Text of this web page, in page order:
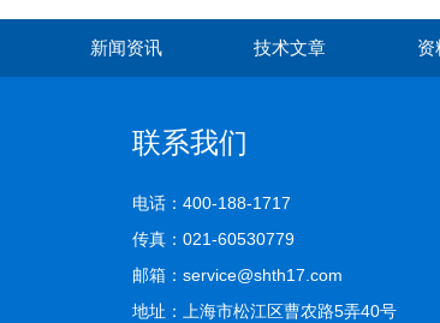
新闻资讯 技术文章 资
联系我们
电话：400-188-1717
传真：021-60530779
邮箱：service@shth17.com
地址：上海市松江区曹农路5弄40号